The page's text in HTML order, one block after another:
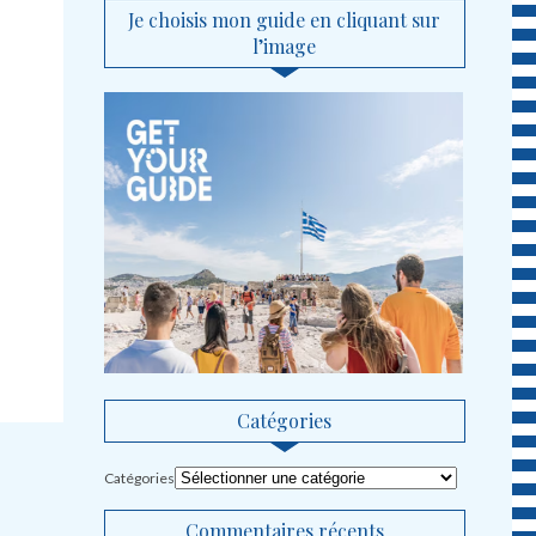
Je choisis mon guide en cliquant sur
l’image
Catégories
Catégories
Commentaires récents